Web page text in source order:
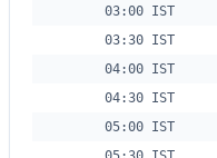
03:00 IST
03:30 IST
04:00 IST
04:30 IST
05:00 IST